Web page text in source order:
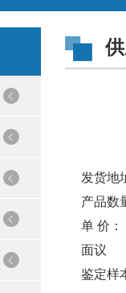
发货地
产品数
单 价：
面议
鉴定样